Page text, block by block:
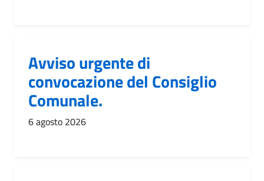
Avviso urgente di
convocazione del Consiglio
Comunale.
6 agosto 2026